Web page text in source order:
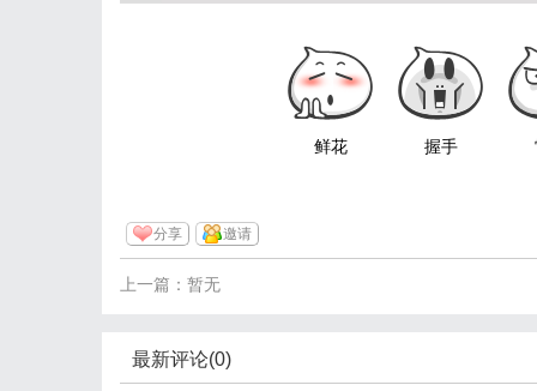
鲜花 握手
分享 邀请
上一篇：暂无
最新评论(0)